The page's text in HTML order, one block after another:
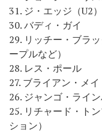
31. ジ・エッジ（U2）
30. バディ・ガイ
29. リッチー・ブラ
ープルなど）
28. レス・ポール
27. ブライアン・メイ
26. ジャンゴ・ライ
25. リチャード・ト
ション）